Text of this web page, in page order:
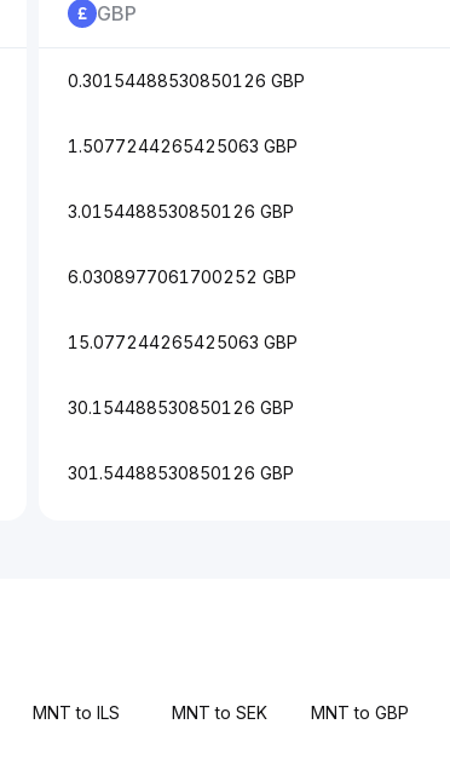
GBP
0.30154488530850126 GBP
1.5077244265425063 GBP
3.0154488530850126 GBP
6.0308977061700252 GBP
15.077244265425063 GBP
30.154488530850126 GBP
301.54488530850126 GBP
MNT to ILS MNT to SEK MNT to GBP